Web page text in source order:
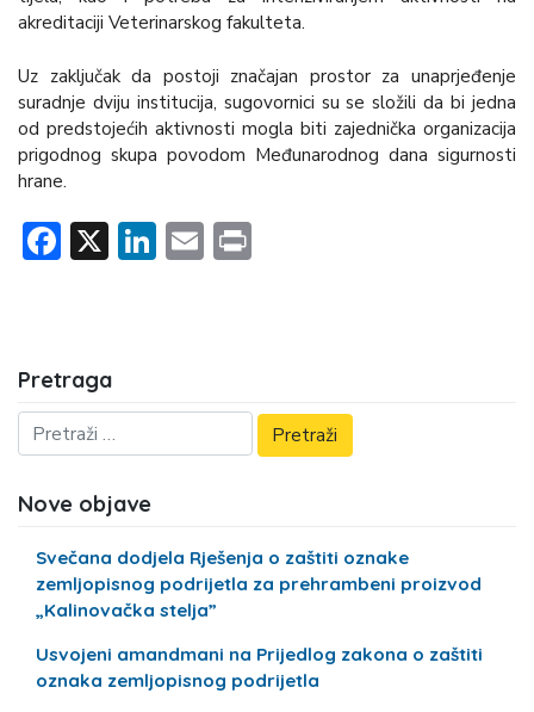
akreditaciji Veterinarskog fakulteta.
Uz zaključak da postoji značajan prostor za unaprjeđenje
suradnje dviju institucija, sugovornici su se složili da bi jedna
od predstojećih aktivnosti mogla biti zajednička organizacija
prigodnog skupa povodom Međunarodnog dana sigurnosti
hrane.
Facebook
X LinkedIn
Email
Pretraga
Nove objave
Svečana dodjela Rješenja o zaštiti oznake
zemljopisnog podrijetla za prehrambeni proizvod
„Kalinovačka stelja”
Usvojeni amandmani na Prijedlog zakona o zaštiti
oznaka zemljopisnog podrijetla